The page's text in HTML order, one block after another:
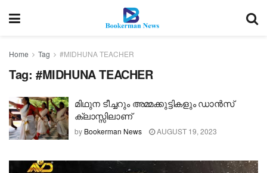
Home Tag #MIDHUNA TEACHER
Tag: #MIDHUNA TEACHER
മിഥുന ടീച്ചറും അമ്മക്കുട്ടികളും ഡാൻസ്
ക്ലാസ്സിലാണ്
by Bookerman News AUGUST 19, 2023